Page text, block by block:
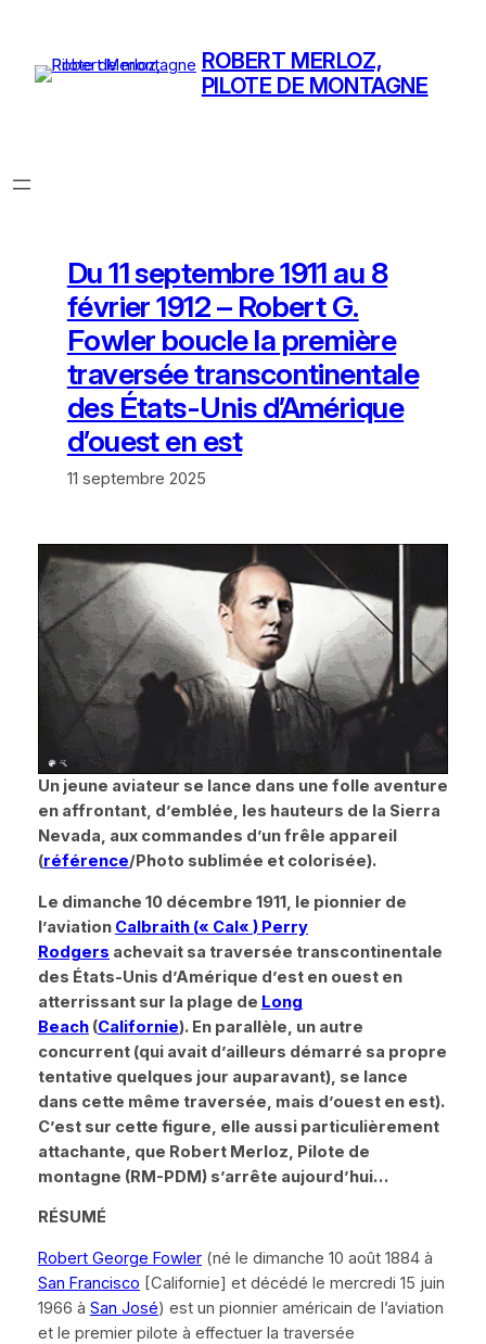
contenu
ROBERT MERLOZ,
PILOTE DE MONTAGNE
Du 11 septembre 1911 au 8
février 1912 – Robert G.
Fowler boucle la première
traversée transcontinentale
des États-Unis d’Amérique
d’ouest en est
11 septembre 2025
Un jeune aviateur se lance dans une folle aventure
en affrontant, d’emblée, les hauteurs de la Sierra
Nevada, aux commandes d’un frêle appareil
(référence/Photo sublimée et colorisée).
Le dimanche 10 décembre 1911, le pionnier de
l’aviation Calbraith (« Cal« ) Perry
Rodgers achevait sa traversée transcontinentale
des États-Unis d’Amérique d’est en ouest en
atterrissant sur la plage de Long
Beach(Californie). En parallèle, un autre
concurrent (qui avait d’ailleurs démarré sa propre
tentative quelques jour auparavant), se lance
dans cette même traversée, mais d’ouest en est).
C’est sur cette figure, elle aussi particulièrement
attachante, que Robert Merloz, Pilote de
montagne (RM-PDM)s’arrête aujourd’hui…
RÉSUMÉ
Robert George Fowler(né le dimanche 10 août 1884 à
San Francisco [Californie] et décédé le mercredi 15 juin
1966 à San José) est un pionnier américain de l’aviation
et le premier pilote à effectuer la traversée